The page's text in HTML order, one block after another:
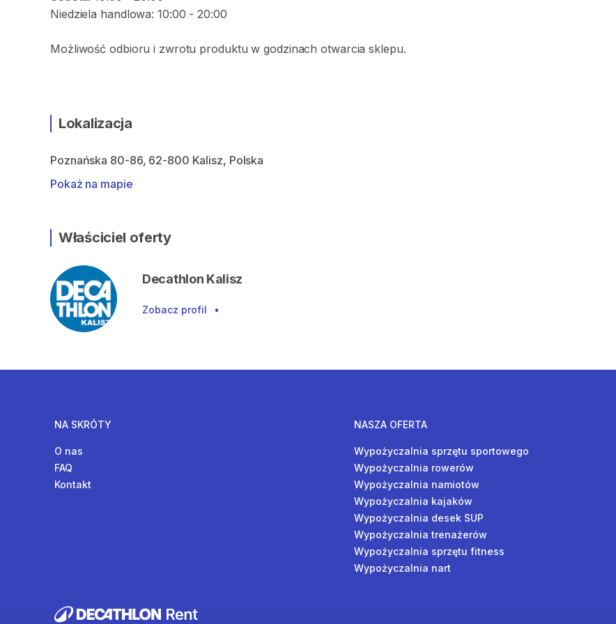
Niedziela handlowa: 10:00 - 20:00
Możliwość odbioru i zwrotu produktu w godzinach otwarcia sklepu.
Lokalizacja
Poznańska 80-86, 62-800 Kalisz, Polska
Pokaż na mapie
Właściciel oferty
Decathlon Kalisz
Zobacz profil •
NA SKRÓTY
O nas
FAQ
Kontakt
NASZA OFERTA
Wypożyczalnia sprzętu sportowego
Wypożyczalnia rowerów
Wypożyczalnia namiotów
Wypożyczalnia kajaków
Wypożyczalnia desek SUP
Wypożyczalnia trenażerów
Wypożyczalnia sprzętu fitness
Wypożyczalnia nart